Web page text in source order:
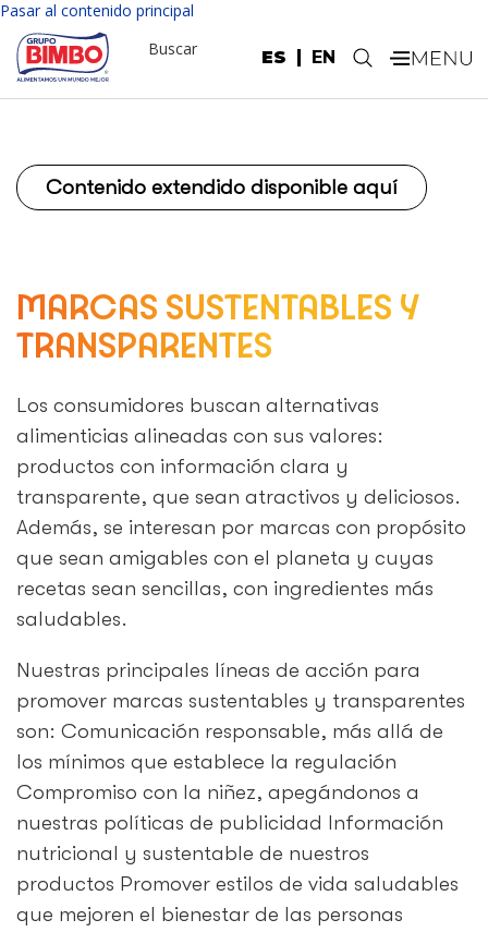
Pasar al contenido principal
ES EN
Buscar .
Contenido extendido disponible aquí
MARCAS SUSTENTABLES Y
TRANSPARENTES
Los consumidores buscan alternativas
alimenticias alineadas con sus valores:
productos con información clara y
transparente, que sean atractivos y deliciosos.
Además, se interesan por marcas con propósito
que sean amigables con el planeta y cuyas
recetas sean sencillas, con ingredientes más
saludables.
Nuestras principales líneas de acción para
promover marcas sustentables y transparentes
son: Comunicación responsable, más allá de
los mínimos que establece la regulación
Compromiso con la niñez, apegándonos a
nuestras políticas de publicidad Información
nutricional y sustentable de nuestros
productos Promover estilos de vida saludables
que mejoren el bienestar de las personas